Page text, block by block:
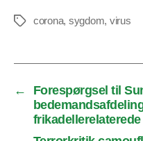
Tagscorona, sygdom, virus
←
Forespørgsel til